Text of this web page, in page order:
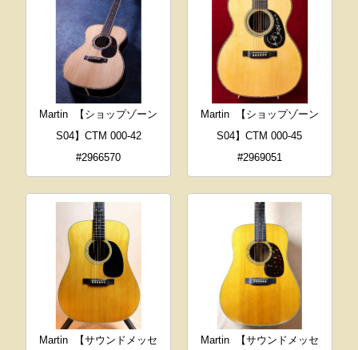
Martin
【ショップゾーン
S04】CTM 000-42
#2966570
Martin
【ショップゾーン
S04】CTM 000-45
#2969051
Martin
【サウンドメッセ
Martin
【サウンドメッセ